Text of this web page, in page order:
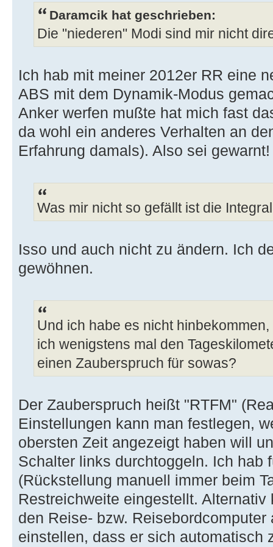
Daramcik hat geschrieben:
Die "niederen" Modi sind mir nicht
Ich hab mit meiner 2012er RR eine
ABS mit dem Dynamik-Modus
Anker werfen mußte hat mich fast
da wohl ein anderes Verhalten an
Erfahrung damals). Also sei gewarnt!
Was mir nicht so gefällt ist die
Isso und auch nicht zu ändern. Ich
gewöhnen.
Und ich habe es nicht
ich wenigstens mal den
einen Zauberspruch für sowas?
Der Zauberspruch heißt "RTFM"
Einstellungen kann man festlegen,
obersten Zeit angezeigt haben will
Schalter links durchtoggeln. Ich hab
(Rückstellung manuell immer beim
Restreichweite eingestellt.
den Reise- bzw.
einstellen, dass er sich automatisch